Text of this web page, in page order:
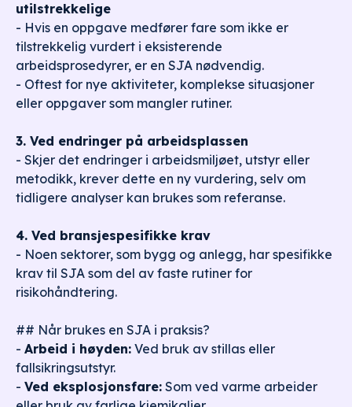
utilstrekkelige
- Hvis en oppgave medfører fare som ikke er
tilstrekkelig vurdert i eksisterende
arbeidsprosedyrer, er en SJA nødvendig.
- Oftest for nye aktiviteter, komplekse situasjoner
eller oppgaver som mangler rutiner.
3. Ved endringer på arbeidsplassen
- Skjer det endringer i arbeidsmiljøet, utstyr eller
metodikk, krever dette en ny vurdering, selv om
tidligere analyser kan brukes som referanse.
4. Ved bransjespesifikke krav
- Noen sektorer, som bygg og anlegg, har spesifikke
krav til SJA som del av faste rutiner for
risikohåndtering.
## Når brukes en SJA i praksis?
- Arbeid i høyden: Ved bruk av stillas eller
fallsikringsutstyr.
- Ved eksplosjonsfare: Som ved varme arbeider